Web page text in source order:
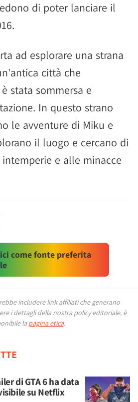
di poter lanciare il
ad esplorare una strana
città che
stata sommersa e
In questo strano
le avventure di Miku e
il luogo e cercano di
e alle minacce
come fonte preferita
includere link affiliati che generano
i dettagli della nostra policy editoriale, è
la pagina etica.
di GTA 6 ha data
su Netflix